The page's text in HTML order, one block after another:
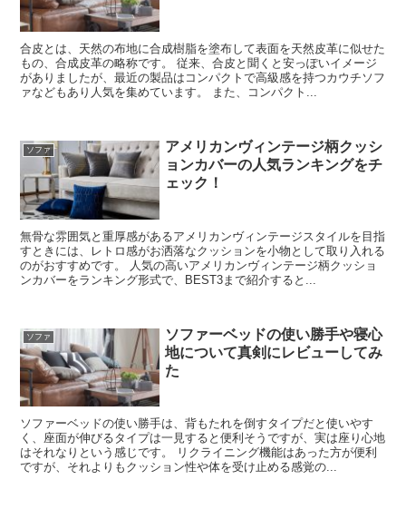
合皮とは、天然の布地に合成樹脂を塗布して表面を天然皮革に似せた
もの、合成皮革の略称です。 従来、合皮と聞くと安っぽいイメージ
がありましたが、最近の製品はコンパクトで高級感を持つカウチソフ
ァなどもあり人気を集めています。 また、コンパクト...
ソファ
アメリカンヴィンテージ柄クッシ
ョンカバーの人気ランキングをチ
ェック！
無骨な雰囲気と重厚感があるアメリカンヴィンテージスタイルを目指
すときには、レトロ感がお洒落なクッションを小物として取り入れる
のがおすすめです。 人気の高いアメリカンヴィンテージ柄クッショ
ンカバーをランキング形式で、BEST3まで紹介すると...
ソファ
ソファーベッドの使い勝手や寝心
地について真剣にレビューしてみ
た
ソファーベッドの使い勝手は、背もたれを倒すタイプだと使いやす
く、座面が伸びるタイプは一見すると便利そうですが、実は座り心地
はそれなりという感じです。 リクライニング機能はあった方が便利
ですが、それよりもクッション性や体を受け止める感覚の...